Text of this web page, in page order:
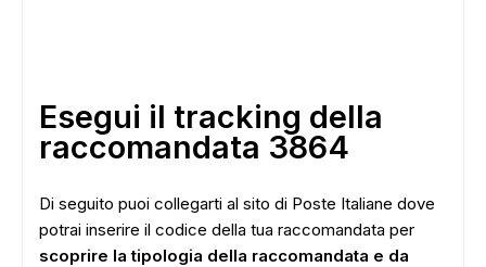
Esegui il tracking della
raccomandata 3864
Di seguito puoi collegarti al sito di Poste Italiane dove
potrai inserire il codice della tua raccomandata per
scoprire la tipologia della raccomandata e da